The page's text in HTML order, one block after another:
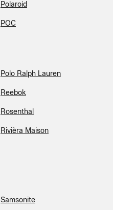
Polaroid
POC
Polo Ralph Lauren
Reebok
Rosenthal
Rivièra Maison
Samsonite